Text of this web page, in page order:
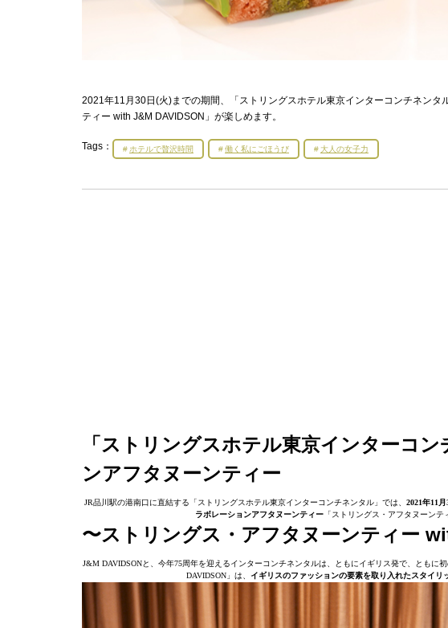
2021年11月30日(火)までの期間、「ストリングスホテル東京インターコンチネン
ティー with J&M DAVIDSON」が楽しめます。
Tags： ホテルで贅沢時間 働く私にごほうび 大人の女子力
「ストリングスホテル東京インターコ
ンアフタヌーンティー
JR品川駅の港南口に直結する「ストリングスホテル東京インターコンチネンタル」では、 2021年11
ラボレーションアフタヌーンティー 「ストリングス・アフタヌーン
〜ストリングス・アフタヌーンティー
J&M DAVIDSONと、今年75周年を迎えるインターコンチネンタルは、ともにイギリス発で、とも
DAVIDSON」は、 イギリスのファッションの要素を取り入れたスタイリ